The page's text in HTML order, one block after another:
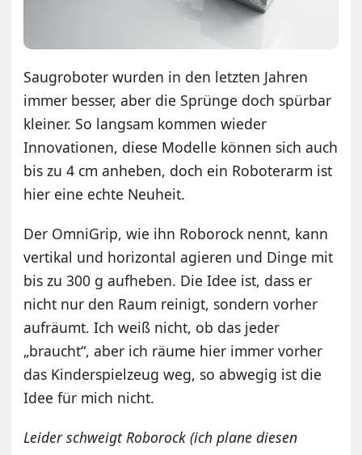
Saugroboter wurden in den letzten Jahren
immer besser, aber die Sprünge doch spürbar
kleiner. So langsam kommen wieder
Innovationen, diese Modelle können sich auch
bis zu 4 cm anheben, doch ein Roboterarm ist
hier eine echte Neuheit.
Der OmniGrip, wie ihn Roborock nennt, kann
vertikal und horizontal agieren und Dinge mit
bis zu 300 g aufheben. Die Idee ist, dass er
nicht nur den Raum reinigt, sondern vorher
aufräumt. Ich weiß nicht, ob das jeder
„braucht“, aber ich räume hier immer vorher
das Kinderspielzeug weg, so abwegig ist die
Idee für mich nicht.
Leider schweigt Roborock (ich plane diesen